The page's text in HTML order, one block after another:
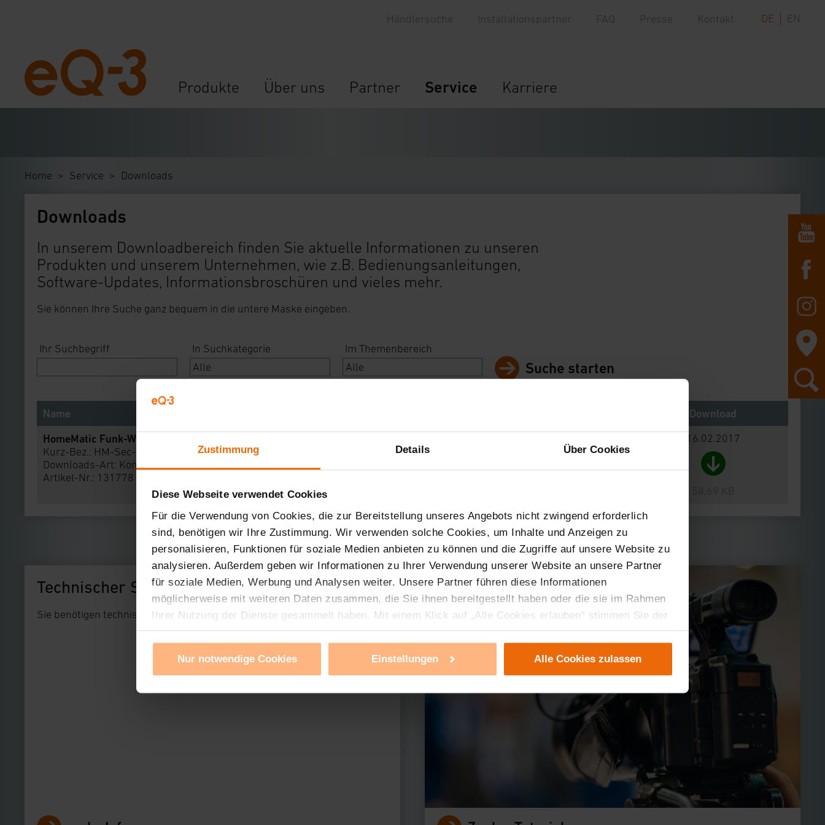
Zustimmung Details Über Cookies
Diese Webseite verwendet Cookies
Für die Verwendung von Cookies, die zur Bereitstellung unseres Angebots nicht zwingend erforderlich
sind, benötigen wir Ihre Zustimmung. Wir verwenden solche Cookies, um Inhalte und Anzeigen zu
personalisieren, Funktionen für soziale Medien anbieten zu können und die Zugriffe auf unsere Website zu
analysieren. Außerdem geben wir Informationen zu Ihrer Verwendung unserer Website an unsere Partner
für soziale Medien, Werbung und Analysen weiter. Unsere Partner führen diese Informationen
möglicherweise mit weiteren Daten zusammen, die Sie ihnen bereitgestellt haben oder die sie im Rahmen
Ihrer Nutzung der Dienste gesammelt haben. Mit einem Klick auf „Alle Cookies erlauben“ stimmen Sie der
Verwendung von Cookies für alle vorgenannten Zwecke zu. Eine detaillierte Auflistung der einzelnen
Sie können die Verwendung nicht notwendiger Cookies ablehnen oder ihr ganz oder teilweise zustimmen.
widerrufen. Ihre Browser-Einstellungen können dazu führen, dass die Einstellungen nicht längerfristig
Nur notwendige Cookies Einstellungen Alle Cookies zulassen
Navigation
Produkte Über uns Partner Service Karriere
Händlersuche Installationspartner FAQ Presse Kontakt DE EN
Home Service Downloads
Downloads
In unserem Downloadbereich finden Sie aktuelle Informationen zu unseren
Produkten und unserem Unternehmen, wie z.B. Bedienungsanleitungen,
Software-Updates, Informationsbroschüren und vieles mehr.
Sie können Ihre Suche ganz bequem in die untere Maske eingeben.
Ihr Suchbegriff In Suchkategorie Im Themenbereich
Suche starten
Name
Download
HomeMatic Funk-Wassermelder
Kurz-Bez.: HM-Sec-WDS-2
Downloads-Art: Konformitätserklärung
Artikel-Nr.: 131778
16.02.2017
58,69 KB
Technischer Support
Sie benötigen technischen Support bei einem unserer Produkte?